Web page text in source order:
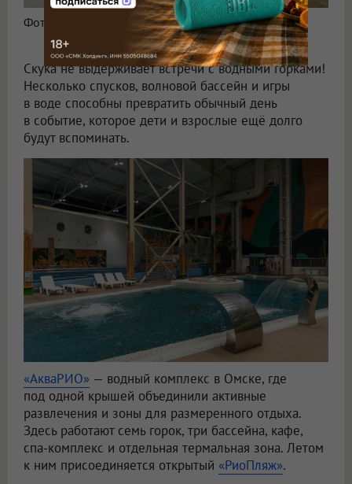
Фото: ООО «АкваРио»
Скука не выдерживает встречи с водными горками!
Несколько спусков, волновой бассейн и игры
в воде способны превратить обычный день
в событие, которое дети и взрослые ещё долго
будут вспоминать.
«АкваРИО» — водный комплекс в Омске, где
под одной крышей объединили активные
развлечения и зоны для размеренного отдыха.
Здесь работают семь горок, три бассейна, кафе,
спа-комплекс и отдельная термальная зона. Летом
к ним присоединяется открытый «РиоПляж».